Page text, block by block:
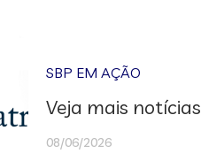
SBP EM AÇÃO
Veja mais notícias
08/06/2026